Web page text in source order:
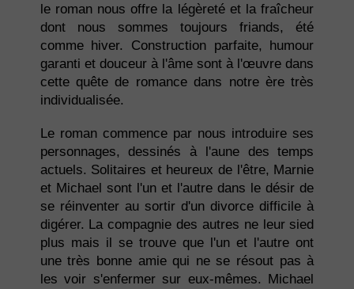
le roman nous offre la légèreté et la fraîcheur
dont nous sommes toujours friands, été
comme hiver. Construction parfaite, humour
garanti et douceur à l'âme sont à l'œuvre dans
cette quête de romance dans notre ère très
individualisée.
Le roman commence par nous introduire ses
personnages, dessinés à l'aune des temps
actuels. Solitaires et heureux de l'être, Marnie
et Michael sont l'un et l'autre dans le désir de
se réinventer au sortir d'un divorce difficile à
digérer. La compagnie des autres ne leur sied
plus mais il se trouve que l'un et l'autre ont
une très bonne amie qui ne se résout pas à
les voir s'enfermer sur eux-mêmes. Michael